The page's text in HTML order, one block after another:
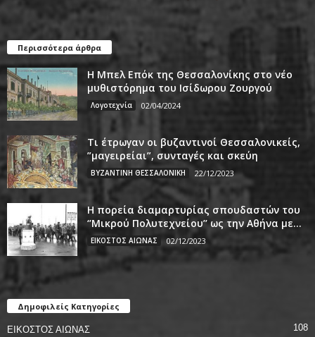
Περισσότερα άρθρα
Η Μπελ Επόκ της Θεσσαλονίκης στο νέο
μυθιστόρημα του Ισίδωρου Ζουργού
Λογοτεχνία 02/04/2024
Τι έτρωγαν οι βυζαντινοί Θεσσαλονικείς,
”μαγειρείαι”, συνταγές και σκεύη
ΒΥΖΑΝΤΙΝΗ ΘΕΣΣΑΛΟΝΙΚΗ 22/12/2023
Η πορεία διαμαρτυρίας σπουδαστών του
‘’Μικρού Πολυτεχνείου’’ ως την Αθήνα με...
ΕΙΚΟΣΤΟΣ ΑΙΩΝΑΣ 02/12/2023
Δημοφιλείς Κατηγορίες
ΕΙΚΟΣΤΟΣ ΑΙΩΝΑΣ 108